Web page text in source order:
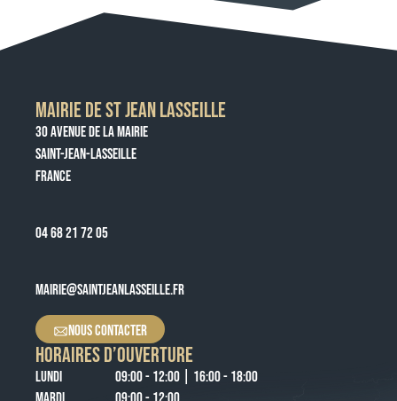
MAIRIE DE ST JEAN LASSEILLE
30 AVENUE DE LA MAIRIE
SAINT-JEAN-LASSEILLE
FRANCE
04 68 21 72 05
MAIRIE@SAINTJEANLASSEILLE.FR
NOUS CONTACTER
HORAIRES D’OUVERTURE
LUNDI
09:00 - 12:00 | 16:00 - 18:00